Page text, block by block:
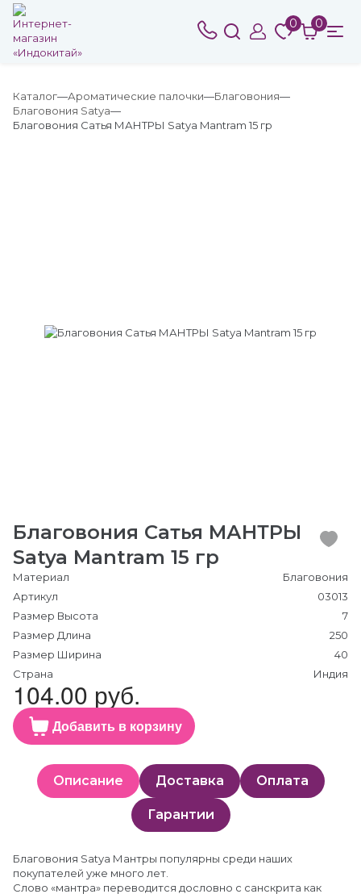
0 0
Каталог Ароматические палочки
Благовония
Благовония Satya
Благовония Сатья МАНТРЫ Satya Mantram 15 гр
Благовония Сатья МАНТРЫ
Satya Mantram 15 гр
Материал
Благовония
Артикул
03013
Размер Высота
7
Размер Длина
250
Размер Ширина
40
Страна
Индия
104.00 руб.
Добавить в корзину
Описание Доставка Оплата
Гарантии
Благовония Satya Мантры популярны среди наших
покупателей уже много лет.
Слово «мантра» переводится дословно с санскрита как